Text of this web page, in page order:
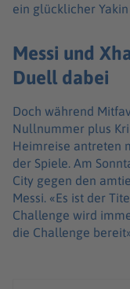
ein glücklicher
Messi und
Duell dabei
Doch während
Nullnummer plus
Heimreise antreten
der Spiele. Am
City gegen den
Messi. «Es ist der
Challenge wird
die Challenge